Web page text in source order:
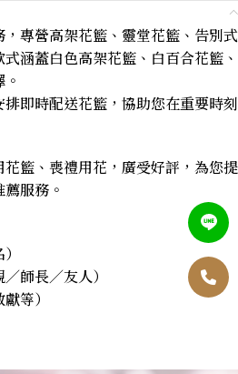
專營高架花籃、靈堂花籃、告別式
涵蓋白色高架花籃、白百合花籃、
即時配送花籃，協助您在重要時刻
籃、喪禮用花，廣受好評，為您提
服務。
師長／友人）
等）